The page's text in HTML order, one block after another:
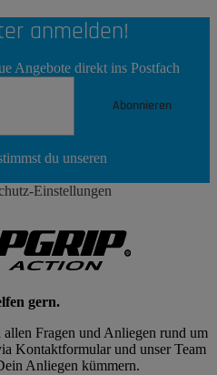
anmelden!
Angebote direkt ins Postfach
Abonnieren
du unseren
Einstellungen
gern.
Fragen und Anliegen rund um
Kontaktformular und unser Team
Anliegen kümmern.